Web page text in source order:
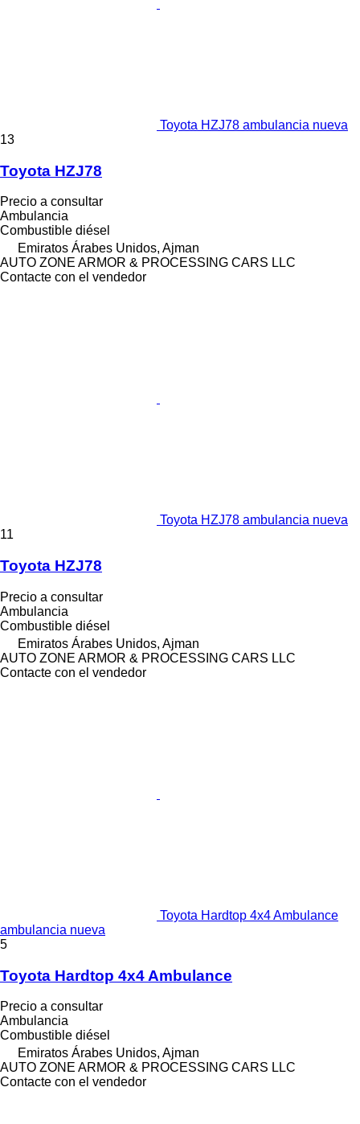
Toyota HZJ78 ambulancia nueva
13
Toyota HZJ78
Precio a consultar
Ambulancia
Combustible diésel
Emiratos Árabes Unidos, Ajman
AUTO ZONE ARMOR & PROCESSING CARS LLC
Contacte con el vendedor
Toyota HZJ78 ambulancia nueva
11
Toyota HZJ78
Precio a consultar
Ambulancia
Combustible diésel
Emiratos Árabes Unidos, Ajman
AUTO ZONE ARMOR & PROCESSING CARS LLC
Contacte con el vendedor
Toyota Hardtop 4x4 Ambulance
ambulancia nueva
5
Toyota Hardtop 4x4 Ambulance
Precio a consultar
Ambulancia
Combustible diésel
Emiratos Árabes Unidos, Ajman
AUTO ZONE ARMOR & PROCESSING CARS LLC
Contacte con el vendedor